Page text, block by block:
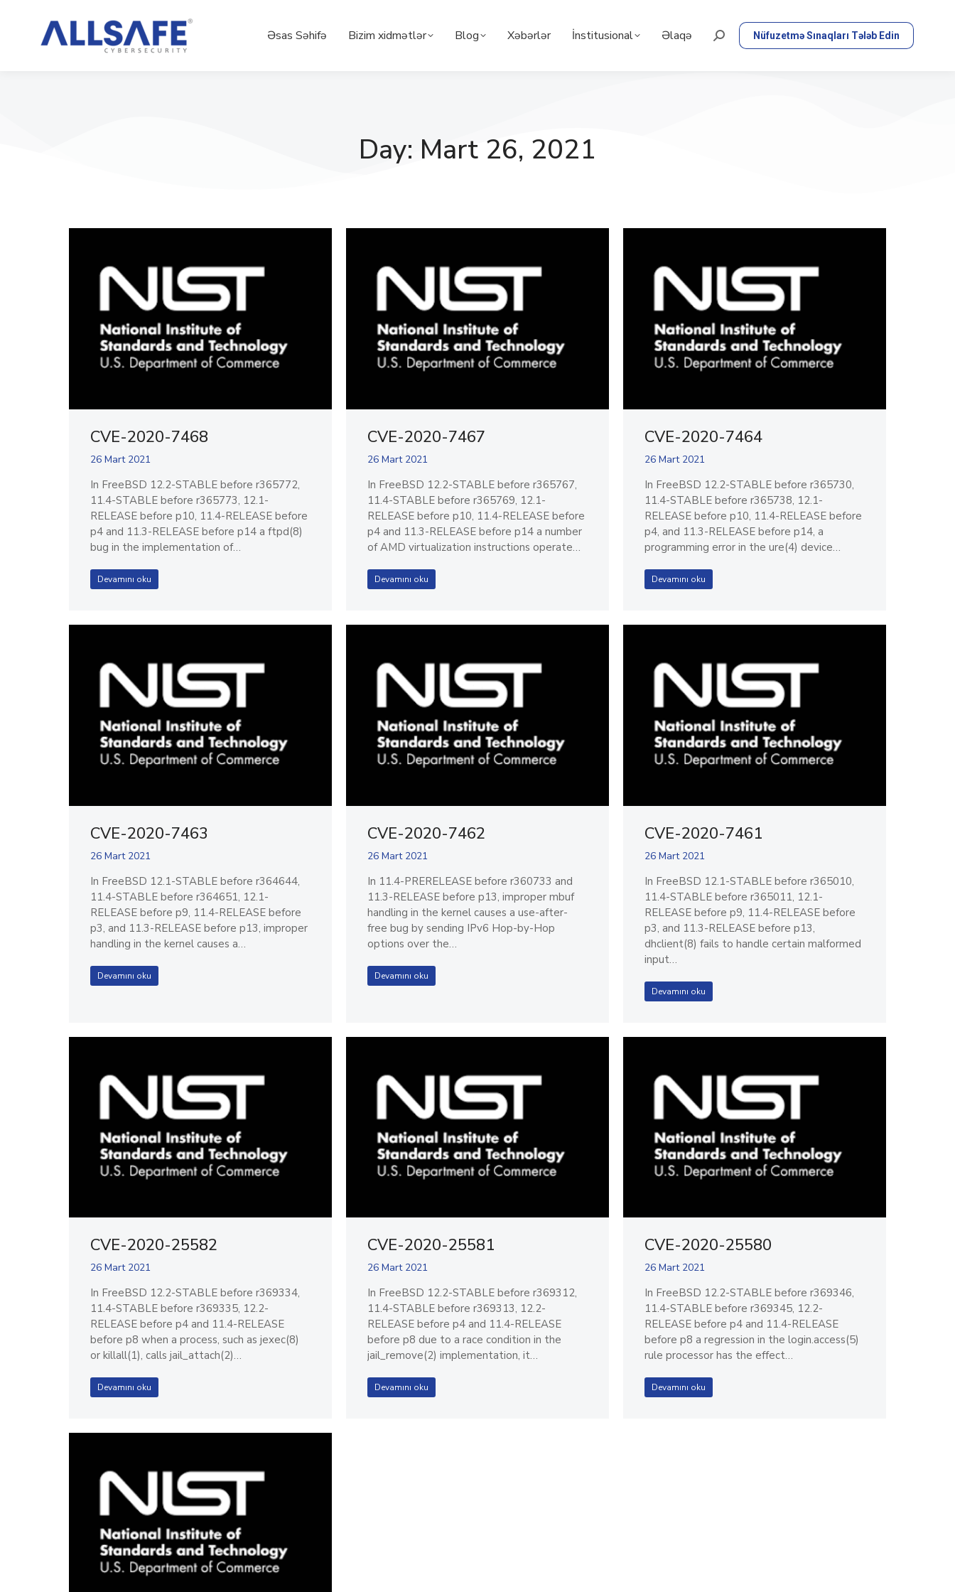
Əsas Səhifə Bizim xidmətlər Blog Xəbərlər İnstitusional Əlaqə Nüfuzetmə Sınaqları Tələb Edin
Day: Mart 26, 2021
CVE-2020-7468
26 Mart 2021
In FreeBSD 12.2-STABLE before r365772,
11.4-STABLE before r365773, 12.1-
RELEASE before p10, 11.4-RELEASE before
p4 and 11.3-RELEASE before p14 a ftpd(8)
bug in the implementation of…
Devamını oku
CVE-2020-7467
26 Mart 2021
In FreeBSD 12.2-STABLE before r365767,
11.4-STABLE before r365769, 12.1-
RELEASE before p10, 11.4-RELEASE before
p4 and 11.3-RELEASE before p14 a number
of AMD virtualization instructions operate…
Devamını oku
CVE-2020-7464
26 Mart 2021
In FreeBSD 12.2-STABLE before r365730,
11.4-STABLE before r365738, 12.1-
RELEASE before p10, 11.4-RELEASE before
p4, and 11.3-RELEASE before p14, a
programming error in the ure(4) device…
Devamını oku
CVE-2020-7463
26 Mart 2021
In FreeBSD 12.1-STABLE before r364644,
11.4-STABLE before r364651, 12.1-
RELEASE before p9, 11.4-RELEASE before
p3, and 11.3-RELEASE before p13, improper
handling in the kernel causes a…
Devamını oku
CVE-2020-7462
26 Mart 2021
In 11.4-PRERELEASE before r360733 and
11.3-RELEASE before p13, improper mbuf
handling in the kernel causes a use-after-
free bug by sending IPv6 Hop-by-Hop
options over the…
Devamını oku
CVE-2020-7461
26 Mart 2021
In FreeBSD 12.1-STABLE before r365010,
11.4-STABLE before r365011, 12.1-
RELEASE before p9, 11.4-RELEASE before
p3, and 11.3-RELEASE before p13,
dhclient(8) fails to handle certain malformed
input…
Devamını oku
CVE-2020-25582
26 Mart 2021
In FreeBSD 12.2-STABLE before r369334,
11.4-STABLE before r369335, 12.2-
RELEASE before p4 and 11.4-RELEASE
before p8 when a process, such as jexec(8)
or killall(1), calls jail_attach(2)…
Devamını oku
CVE-2020-25581
26 Mart 2021
In FreeBSD 12.2-STABLE before r369312,
11.4-STABLE before r369313, 12.2-
RELEASE before p4 and 11.4-RELEASE
before p8 due to a race condition in the
jail_remove(2) implementation, it…
Devamını oku
CVE-2020-25580
26 Mart 2021
In FreeBSD 12.2-STABLE before r369346,
11.4-STABLE before r369345, 12.2-
RELEASE before p4 and 11.4-RELEASE
before p8 a regression in the login.access(5)
rule processor has the effect…
Devamını oku